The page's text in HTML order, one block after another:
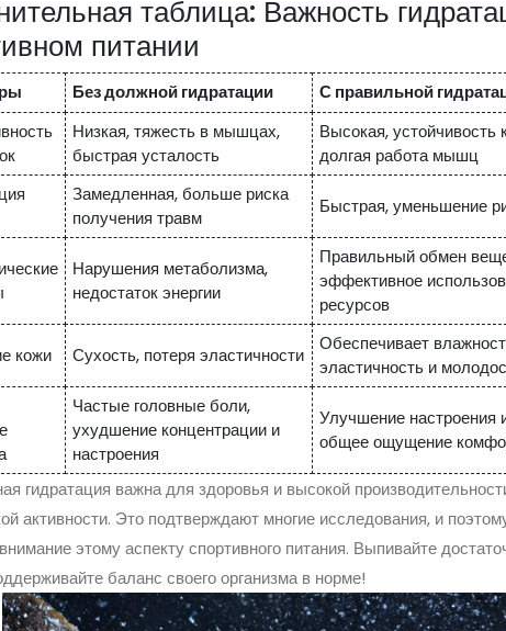
таблица: Важность
питании
Без должной гидратации
С правильной
Низкая, тяжесть в мышцах,
быстрая усталость
Высокая, устойчивость
долгая работа мышц
Замедленная, больше риска
получения травм
Быстрая, уменьшение
Нарушения метаболизма,
недостаток энергии
Правильный обмен
эффективное
ресурсов
кожи Сухость, потеря эластичности
Обеспечивает
эластичность и
Частые головные боли,
ухудшение концентрации и
настроения
Улучшение настроения
общее ощущение
гидратация важна для здоровья и высокой
активности. Это подтверждают многие исследования, и
этому аспекту спортивного питания. Выпивайте
баланс своего организма в норме!